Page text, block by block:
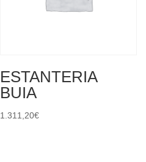
ESTANTERIA
BUIA
1.311,20€